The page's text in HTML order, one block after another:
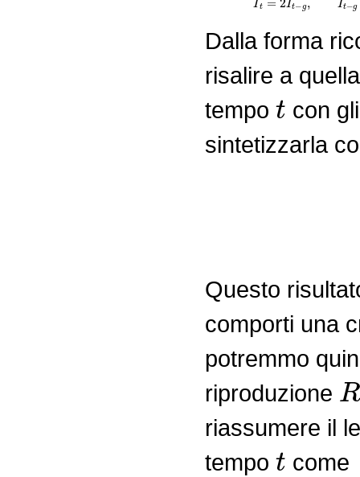
Dalla forma
risalire a
tempo
t
con
sintetizzarla
Questo
comporti una
potremmo
riproduzione
R
riassumere il
tempo
t
come